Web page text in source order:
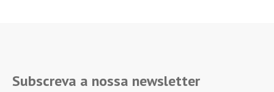
Subscreva a nossa newsletter